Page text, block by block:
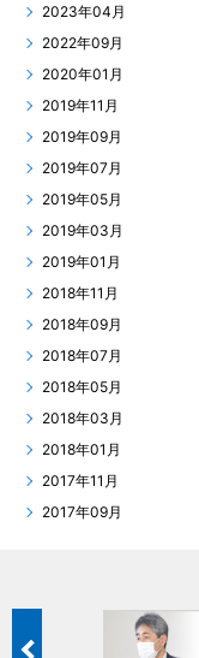
2023年04月
2022年09月
2020年01月
2019年11月
2019年09月
2019年07月
2019年05月
2019年03月
2019年01月
2018年11月
2018年09月
2018年07月
2018年05月
2018年03月
2018年01月
2017年11月
2017年09月